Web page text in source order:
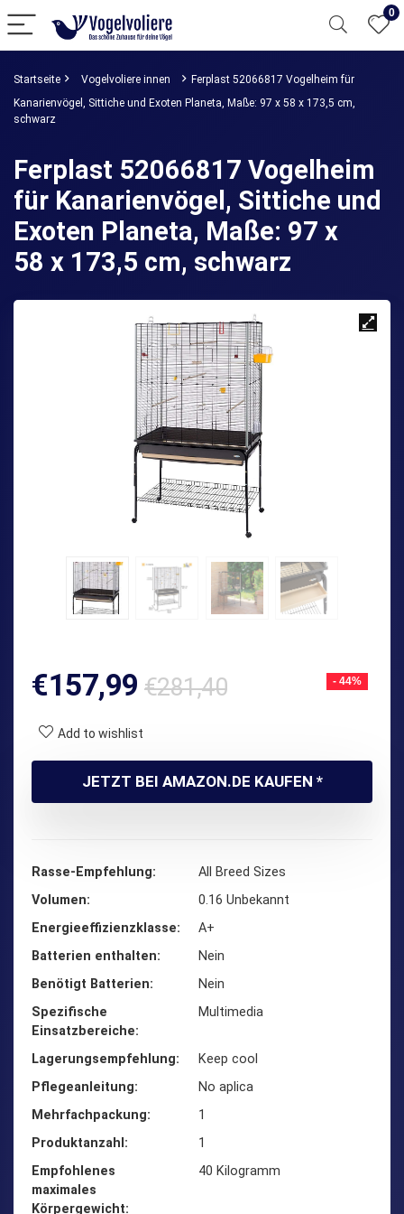
0
Startseite Vogelvoliere innen
Ferplast 52066817 Vogelheim für
Kanarienvögel, Sittiche und Exoten Planeta, Maße: 97 x 58 x 173,5 cm,
schwarz
Ferplast 52066817 Vogelheim
für Kanarienvögel, Sittiche und
Exoten Planeta, Maße: 97 x
58 x 173,5 cm, schwarz
- 44%
€281,40
€281,40
€157,99 Aktueller
€157,99.
Add to wishlist
JETZT BEI AMAZON.DE KAUFEN *
Rasse-Empfehlung
‎All Breed Sizes
Volumen
‎0.16 Unbekannt
Energieeffizienzklasse
‎A+
Batterien enthalten
‎Nein
Benötigt Batterien
‎Nein
Spezifische
Einsatzbereiche
‎Multimedia
Lagerungsempfehlung
‎Keep cool
Pflegeanleitung
‎No aplica
Mehrfachpackung
‎1
Produktanzahl
‎1
Empfohlenes
maximales
Körpergewicht
‎40 Kilogramm